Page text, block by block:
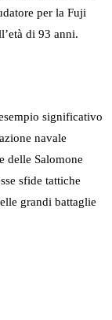
per la Fuji
di 93 anni.
significativo
navale
delle Salomone
sfide tattiche
grandi battaglie